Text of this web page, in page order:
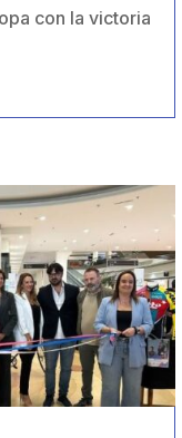
con la victoria